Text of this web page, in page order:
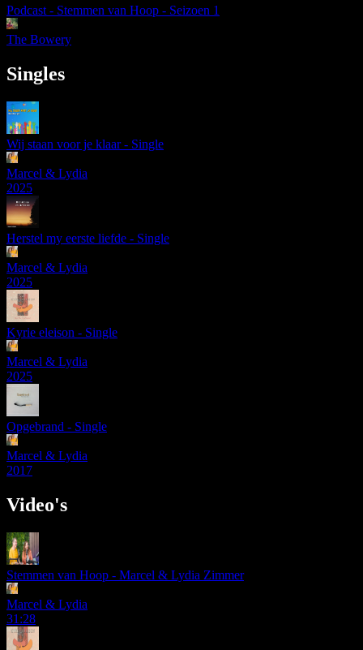
Podcast - Stemmen van Hoop - Seizoen 1
The Bowery
Singles
Wij staan voor je klaar - Single
Marcel & Lydia
2025
Herstel my eerste liefde - Single
Marcel & Lydia
2025
Kyrie eleison - Single
Marcel & Lydia
2025
Opgebrand - Single
Marcel & Lydia
2017
Video's
Stemmen van Hoop - Marcel & Lydia Zimmer
Marcel & Lydia
31:28